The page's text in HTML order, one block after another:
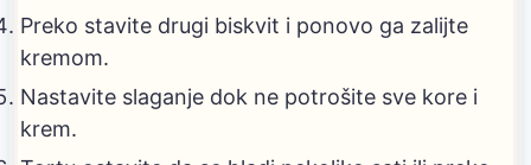
Preko stavite drugi biskvit i ponovo ga zalijte
kremom.
Nastavite slaganje dok ne potrošite sve kore i
krem.